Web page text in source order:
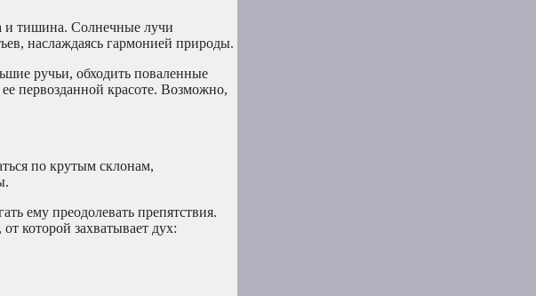
и тишина. Солнечные лучи
наслаждаясь гармонией природы.
ручьи, обходить поваленные
первозданной красоте. Возможно,
по крутым склонам,
ему преодолевать препятствия.
которой захватывает дух: